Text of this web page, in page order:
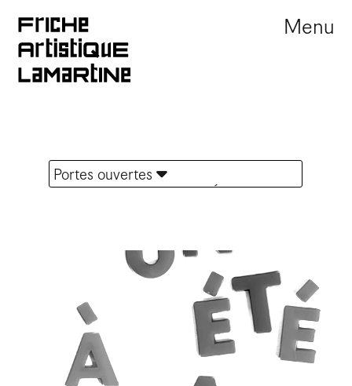
Menu
Portes ouvertes
Journée Portes Ouvertes
Exposition
Sortie de résidence
Évènement
Atelier